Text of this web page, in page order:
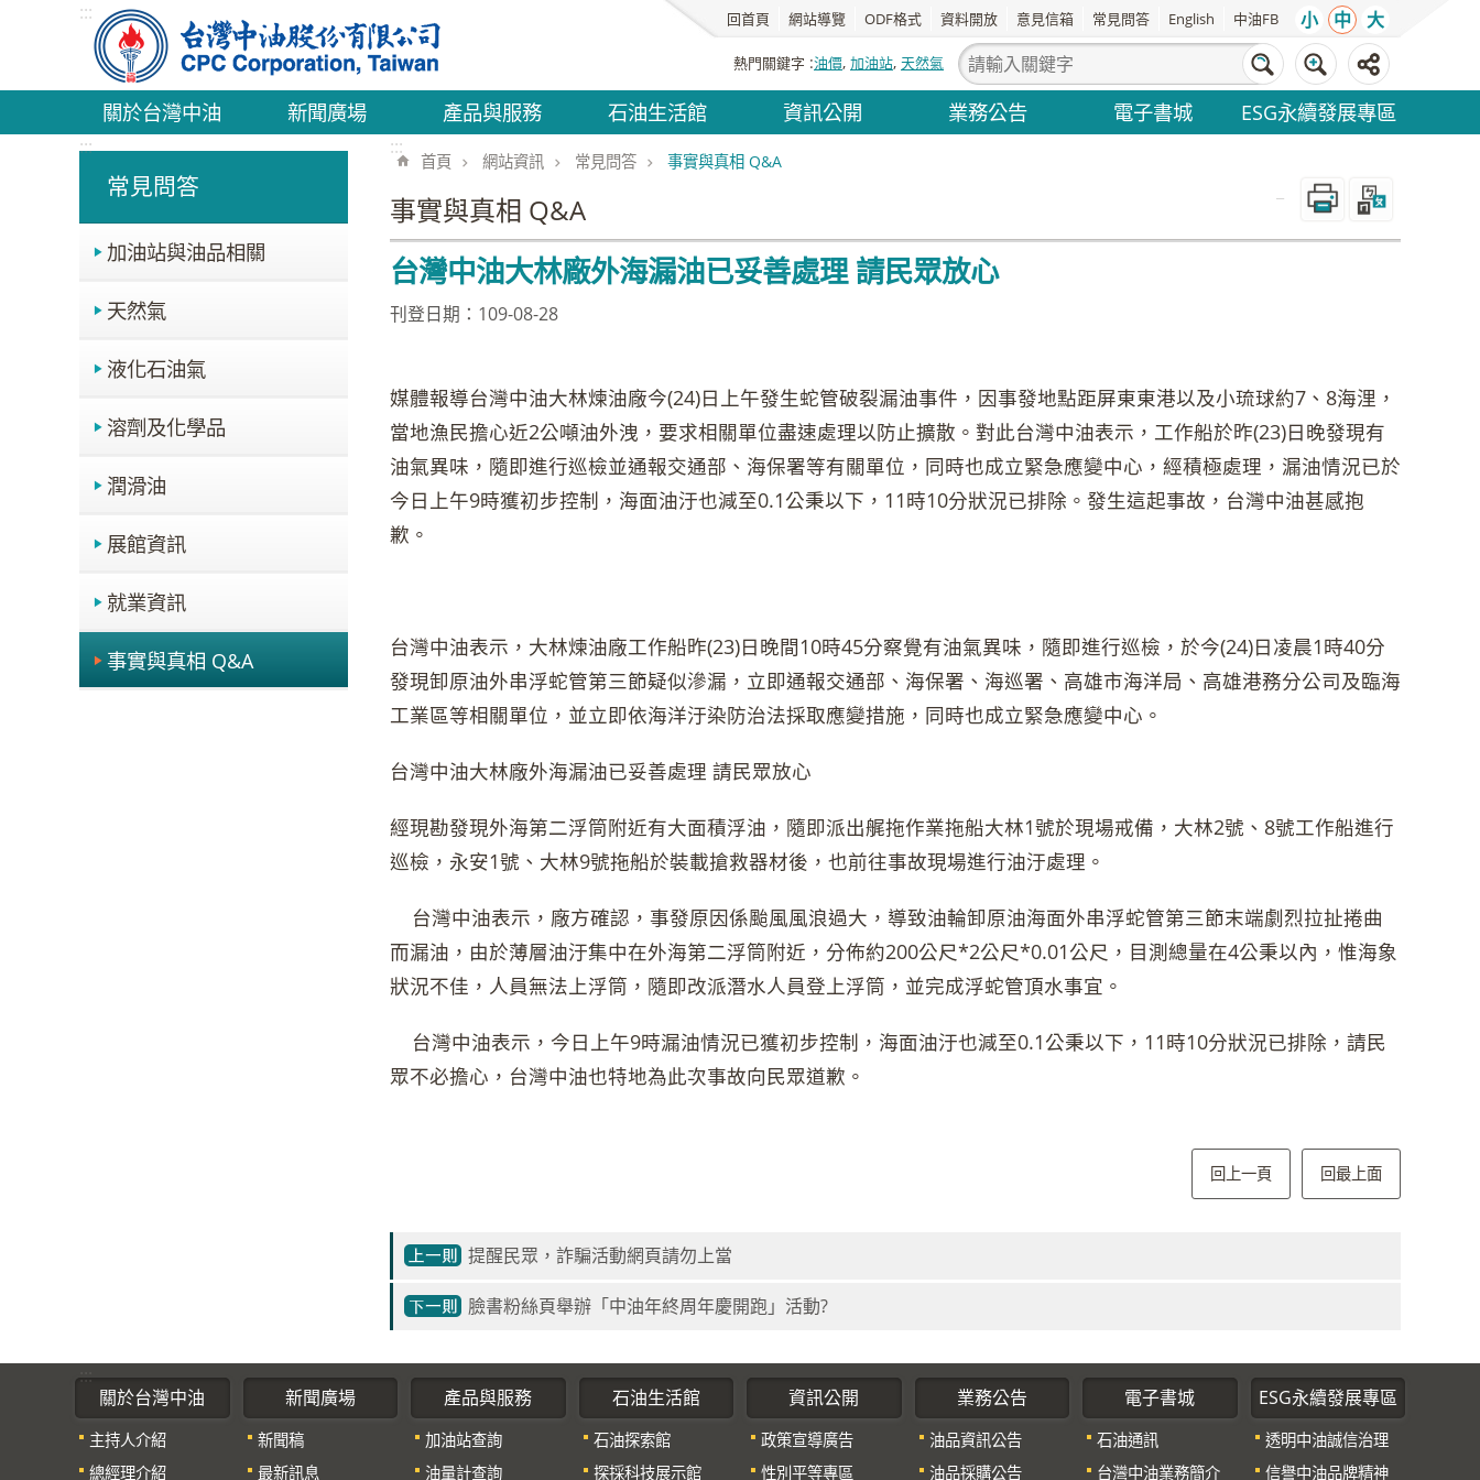
跳到主要內容區塊
::: 回首頁 網站導覽 ODF格式 資料開放 意見信箱 常見問答 English 中油FB 小 中 大
熱門關鍵字 油價 加油站 天然氣
關於台灣中油 新聞廣場 產品與服務 石油生活館 資訊公開 業務公告 電子書城 ESG永續發展專區
:::
常見問答
加油站與油品相關
天然氣
液化石油氣
溶劑及化學品
潤滑油
展館資訊
就業資訊
事實與真相 Q&A
:::
首頁 網站資訊 常見問答 事實與真相 Q&A
事實與真相 Q&A
台灣中油大林廠外海漏油已妥善處理 請民眾放心
刊登日期：109-08-28
媒體報導台灣中油大林煉油廠今(24)日上午發生蛇管破裂漏油事件，因事發地點距屏東東港以及小琉球約7、8海浬，
當地漁民擔心近2公噸油外洩，要求相關單位盡速處理以防止擴散。對此台灣中油表示，工作船於昨(23)日晚發現有
油氣異味，隨即進行巡檢並通報交通部、海保署等有關單位，同時也成立緊急應變中心，經積極處理，漏油情況已於
今日上午9時獲初步控制，海面油汙也減至0.1公秉以下，11時10分狀況已排除。發生這起事故，台灣中油甚感抱
歉。
台灣中油表示，大林煉油廠工作船昨(23)日晚間10時45分察覺有油氣異味，隨即進行巡檢，於今(24)日凌晨1時40分
發現卸原油外串浮蛇管第三節疑似滲漏，立即通報交通部、海保署、海巡署、高雄市海洋局、高雄港務分公司及臨海
工業區等相關單位，並立即依海洋汙染防治法採取應變措施，同時也成立緊急應變中心。
台灣中油大林廠外海漏油已妥善處理 請民眾放心
經現勘發現外海第二浮筒附近有大面積浮油，隨即派出艉拖作業拖船大林1號於現場戒備，大林2號、8號工作船進行
巡檢，永安1號、大林9號拖船於裝載搶救器材後，也前往事故現場進行油汙處理。
台灣中油表示，廠方確認，事發原因係颱風風浪過大，導致油輪卸原油海面外串浮蛇管第三節末端劇烈拉扯捲曲
而漏油，由於薄層油汙集中在外海第二浮筒附近，分佈約200公尺*2公尺*0.01公尺，目測總量在4公秉以內，惟海象
狀況不佳，人員無法上浮筒，隨即改派潛水人員登上浮筒，並完成浮蛇管頂水事宜。
台灣中油表示，今日上午9時漏油情況已獲初步控制，海面油汙也減至0.1公秉以下，11時10分狀況已排除，請民
眾不必擔心，台灣中油也特地為此次事故向民眾道歉。
回上一頁 回最上面
提醒民眾，詐騙活動網頁請勿上當
臉書粉絲頁舉辦「中油年終周年慶開跑」活動?
:::
關於台灣中油
主持人介紹
總經理介紹
新聞廣場
新聞稿
最新訊息
產品與服務
加油站查詢
油量計查詢
石油生活館
石油探索館
探採科技展示館
資訊公開
政策宣導廣告
性別平等專區
業務公告
油品資訊公告
油品採購公告
電子書城
石油通訊
台灣中油業務簡介
ESG永續發展專區
透明中油誠信治理
信譽中油品牌精神